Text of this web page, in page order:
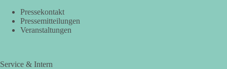
Wahlplakat: Direkte Demokratie – Gesetze
durch Volksentscheid
Pressekontakt
Pressemitteilungen
Veranstaltungen
Service & Intern